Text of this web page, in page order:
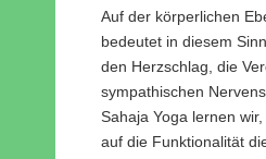
Auf der körperlichen
bedeutet in diesem
den Herzschlag, die
sympathischen
Sahaja Yoga lernen
auf die Funktionalität